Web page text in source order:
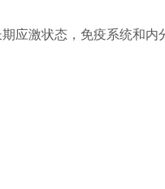
应激状态，免疫系统和